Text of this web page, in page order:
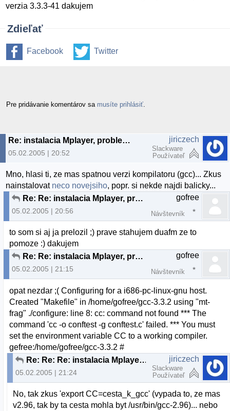
verzia 3.3.3-41 dakujem
Zdieľať
Facebook Twitter
Pre pridávanie komentárov sa musíte prihlásiť
Re: instalacia Mplayer, problem s gcc
05.02.2005 | 20:52
jiriczech
Slackware
Používateľ
Mno, hlasi ti, ze mas spatnou verzi kompilatoru (gcc)... Zkus
nainstalovat neco novejsiho, popr. si nekde najdi balicky...
Re: Re: instalacia Mplayer, problem s gcc
05.02.2005 | 20:56
gofree
Návštevník
to som si aj ja prelozil ;) prave stahujem duafm ze to
pomoze :) dakujem
Re: Re: instalacia Mplayer, problem s gcc
05.02.2005 | 21:15
gofree
Návštevník
opat nezdar ;( Configuring for a i686-pc-linux-gnu host.
Created "Makefile" in /home/gofree/gcc-3.3.2 using "mt-
frag" ./configure: line 8: cc: command not found *** The
command 'cc -o conftest -g conftest.c' failed. *** You must
set the environment variable CC to a working compiler.
gefree:/home/gofree/gcc-3.3.2 #
Re: Re: Re: instalacia Mplayer, problem s gcc
05.02.2005 | 21:24
jiriczech
Slackware
Používateľ
No, tak zkus 'export CC=cesta_k_gcc' (vypada to, ze mas
v2.96, tak by ta cesta mohla byt /usr/bin/gcc-2.96)... nebo